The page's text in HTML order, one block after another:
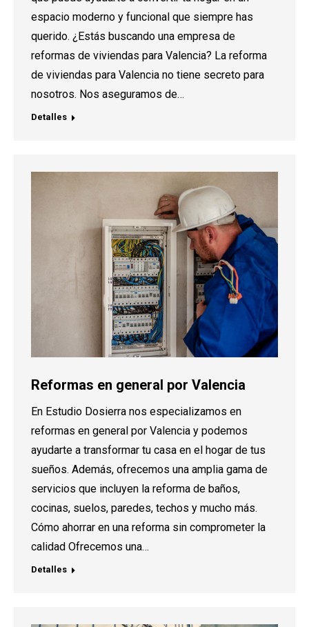
espacio moderno y funcional que siempre has
querido. ¿Estás buscando una empresa de
reformas de viviendas para Valencia? La reforma
de viviendas para Valencia no tiene secreto para
nosotros. Nos aseguramos de…
Detalles
Reformas en general por Valencia
En Estudio Dosierra nos especializamos en
reformas en general por Valencia y podemos
ayudarte a transformar tu casa en el hogar de tus
sueños. Además, ofrecemos una amplia gama de
servicios que incluyen la reforma de baños,
cocinas, suelos, paredes, techos y mucho más.
Cómo ahorrar en una reforma sin comprometer la
calidad Ofrecemos una…
Detalles